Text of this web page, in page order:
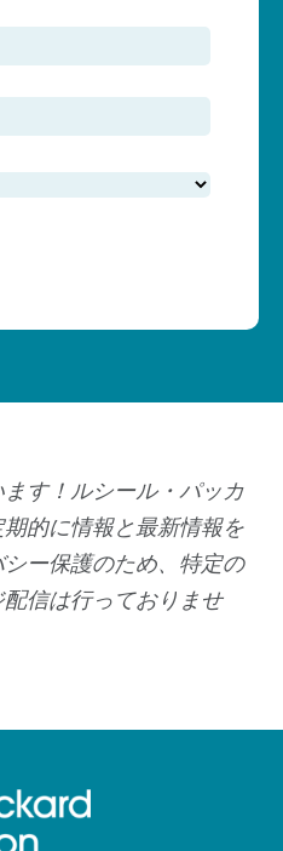
す！ルシール・パッカ
的に情報と最新情報を
ー保護のため、特定の
信は行っておりませ